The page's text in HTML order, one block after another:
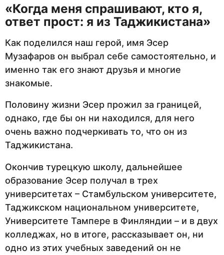
«Когда меня спрашивают, кто я,
ответ прост: я из Таджикистана»
Как поделился наш герой, имя Эсер
Музафаров он выбрал себе самостоятельно, и
именно так его знают друзья и многие
знакомые.
Половину жизни Эсер прожил за границей,
однако, где бы он ни находился, для него
очень важно подчеркивать то, что он из
Таджикистана.
Окончив турецкую школу, дальнейшее
образование Эсер получал в трех
университетах – Стамбульском университете,
Таджикском национальном университете,
Университете Тампере в Финляндии – и в двух
колледжах, но в итоге, рассказывает он, ни
одно из этих учебных заведений он не